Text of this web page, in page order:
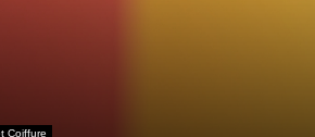
Coiffure